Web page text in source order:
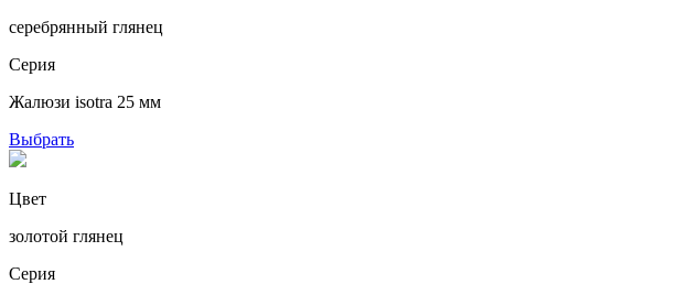
серебрянный глянец
Серия
Жалюзи isotra 25 мм
Выбрать
Цвет
золотой глянец
Серия